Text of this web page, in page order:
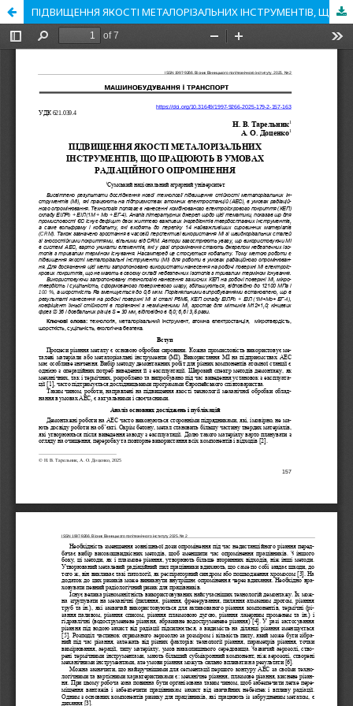
ПІДВИЩЕННЯ ЯКОСТІ МЕТАЛОРІЗАЛЬНИХ ІНСТРУМЕНТІВ, ЩО ПРАЦЮЮТЬ В УМОВАХ РАДІАЦІЙНОГО ОПРОМІНЕННЯ